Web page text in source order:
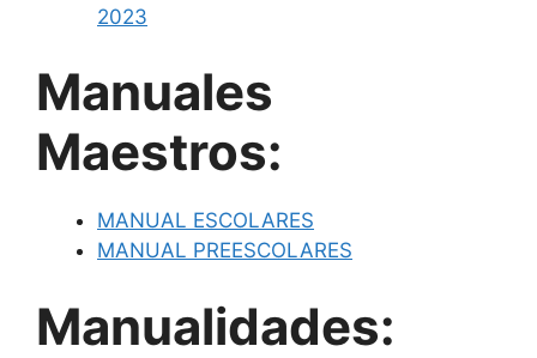
2023
Manuales
Maestros:
MANUAL ESCOLARES
MANUAL PREESCOLARES
Manualidades: